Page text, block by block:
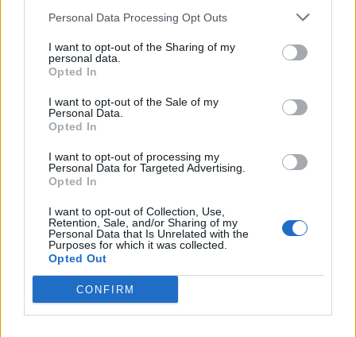
Personal Data Processing Opt Outs
I want to opt-out of the Sharing of my
personal data.
Opted In
I want to opt-out of the Sale of my
Personal Data.
Opted In
I want to opt-out of processing my
Personal Data for Targeted Advertising.
Opted In
I want to opt-out of Collection, Use,
Retention, Sale, and/or Sharing of my
Personal Data that Is Unrelated with the
Purposes for which it was collected.
Opted Out
CONFIRM
Ιωάννα Τούνη: Οι άντρες που πέρασαν από
τη ζωή της – Από τον Νώντα μέχρι τον
Σπυριδωνίδη
6 Αυγούστου 2026 00:35